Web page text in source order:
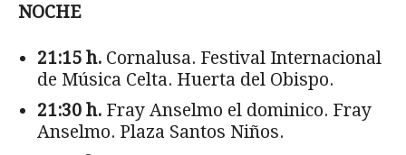
NOCHE
21:15 h. Cornalusa. Festival Internacional
de Música Celta. Huerta del Obispo.
21:30 h. Fray Anselmo el dominico. Fray
Anselmo. Plaza Santos Niños.